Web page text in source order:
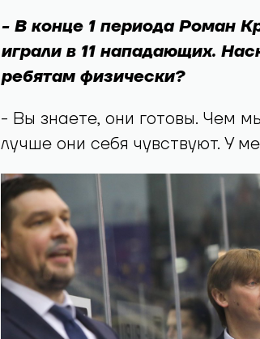
- В конце 1 периода Роман
играли в 11 нападающих.
ребятам физически?
- Вы знаете, они готовы. Чем
лучше они себя чувствуют. У